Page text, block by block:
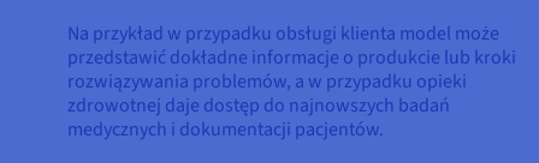
Na przykład w przypadku obsługi klienta model może
przedstawić dokładne informacje o produkcie lub kroki
rozwiązywania problemów, a w przypadku opieki
zdrowotnej daje dostęp do najnowszych badań
medycznych i dokumentacji pacjentów.